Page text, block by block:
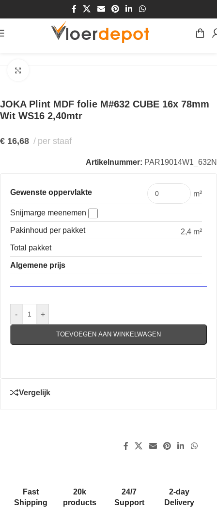
JOKA Plint MDF folie M#632 CUBE 16x 78mm
Wit WS16 2,40mtr
€ 16,68 per staaf
Artikelnummer: PAR19014W1_632N
Gewenste oppervlakte m²
Snijmarge meenemen
Pakinhoud per pakket
2,4 m²
Total pakket
Algemene prijs
- +
TOEVOEGEN AAN WINKELWAGEN
Vergelijk
Fast
Shipping
20k
products
24/7
Support
2-day
Delivery